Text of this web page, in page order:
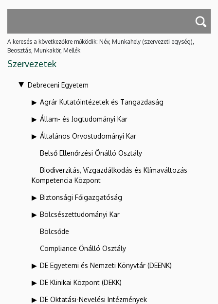
A keresés a következőkre működik: Név, Munkahely (szervezeti egység),
Beosztás, Munkakör, Mellék
Szervezetek
Debreceni Egyetem
Agrár Kutatóintézetek és Tangazdaság
Állam- és Jogtudományi Kar
Általános Orvostudományi Kar
Belső Ellenőrzési Önálló Osztály
Biodiverzitás, Vízgazdálkodás és Klímaváltozás
Kompetencia Központ
Biztonsági Főigazgatóság
Bölcsészettudományi Kar
Bölcsőde
Compliance Önálló Osztály
DE Egyetemi és Nemzeti Könyvtár (DEENK)
DE Klinikai Központ (DEKK)
DE Oktatási-Nevelési Intézmények